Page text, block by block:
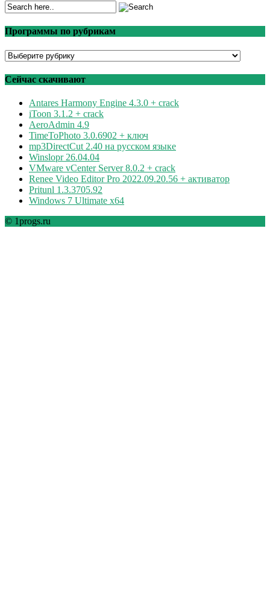
Программы по рубрикам
Программы
рубрикам
Сейчас скачивают
Antares Harmony Engine 4.3.0 + crack
iToon 3.1.2 + crack
AeroAdmin 4.9
TimeToPhoto 3.0.6902 + ключ
mp3DirectCut 2.40 на русском языке
Winslopr 26.04.04
VMware vCenter Server 8.0.2 + crack
Renee Video Editor Pro 2022.09.20.56 + активатор
Pritunl 1.3.3705.92
Windows 7 Ultimate x64
© 1progs.ru